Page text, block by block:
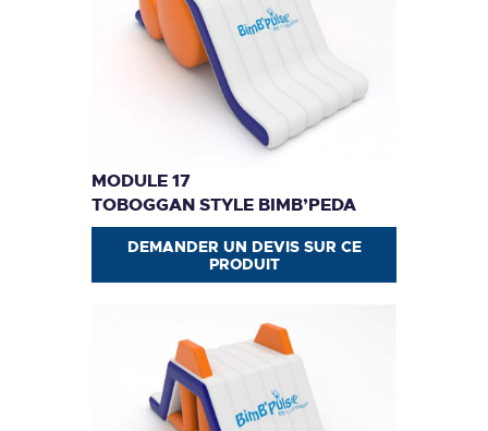
MODULE 17
TOBOGGAN STYLE BIMB’PEDA
DEMANDER UN DEVIS SUR CE
PRODUIT